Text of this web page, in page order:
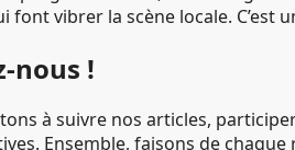
font vibrer la scène locale.
nous !
à suivre nos articles,
Ensemble, faisons de